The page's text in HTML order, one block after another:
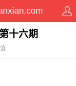
十六期